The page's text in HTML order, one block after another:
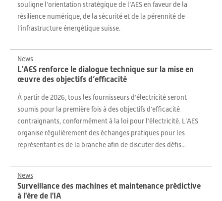
souligne l’orientation stratégique de l’AES en faveur de la
résilience numérique, de la sécurité et de la pérennité de
l’infrastructure énergétique suisse.
News
L’AES renforce le dialogue technique sur la mise en
œuvre des objectifs d’efficacité
À partir de 2026, tous les fournisseurs d’électricité seront
soumis pour la première fois à des objectifs d’efficacité
contraignants, conformément à la loi pour l’électricité. L’AES
organise régulièrement des échanges pratiques pour les
représentant·es de la branche afin de discuter des défis...
News
Surveillance des machines et maintenance prédictive
à l'ère de l'IA